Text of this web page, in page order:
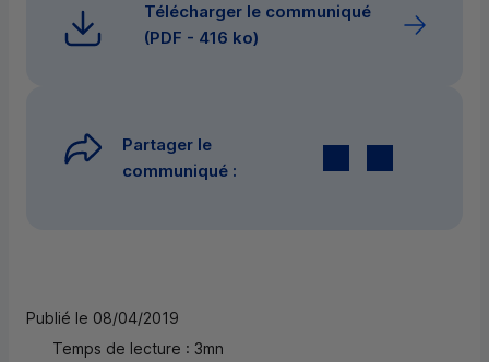
Télécharger le communiqué
(PDF - 416 ko)
Partager le
communiqué :
Publié le 08/04/2019
Temps de lecture : 3mn